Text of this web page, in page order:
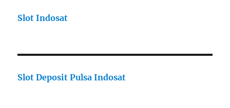
Slot Indosat
Slot Deposit Pulsa Indosat